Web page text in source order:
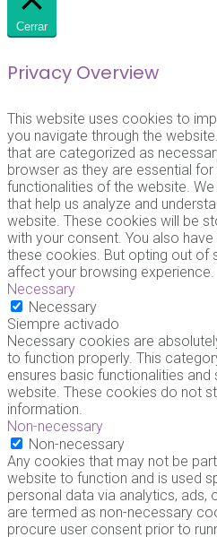
Cerrar
Privacy Overview
This website uses cookies to
you navigate through the
that are categorized as
browser as they are essential
functionalities of the website.
that help us analyze and
website. These cookies will be
with your consent. You also
these cookies. But opting out
affect your browsing experience.
Necessary
Necessary
Siempre activado
Necessary cookies are
to function properly. This
ensures basic functionalities
website. These cookies do not
information.
Non-necessary
Non-necessary
Any cookies that may not be
website to function and is used
personal data via analytics, ads,
are termed as non-necessary
procure user consent prior to